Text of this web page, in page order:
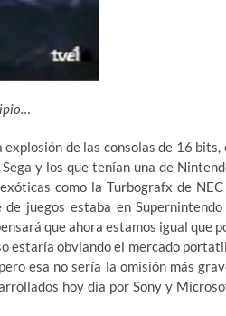
de las consolas de 16 bits,
y los que tenían una de
como la Turbografx de
juegos estaba en
que ahora estamos igual que
estaría obviando el mercado
esa no sería la omisión más
hoy día por Sony y